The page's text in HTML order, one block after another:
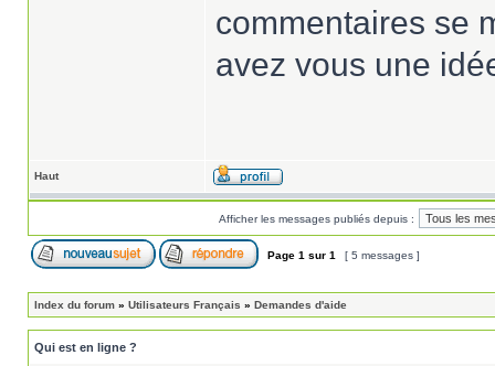
commentaires se
avez vous une
Haut
Afficher les messages publiés depuis :
Page 1 sur 1 [ 5 messages ]
Index du forum » Utilisateurs Français » Demandes d'aide
Qui est en ligne ?